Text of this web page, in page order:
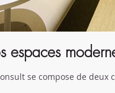
espaces
se compose de deux